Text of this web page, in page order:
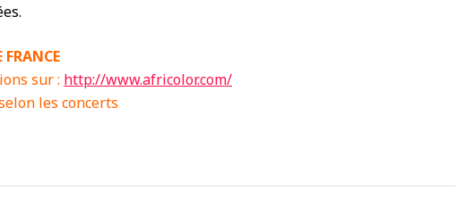
FRANCE
sur : http://www.africolor.com/
les concerts